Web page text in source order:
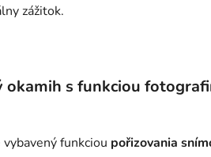
zážitok.
okamih s funkciou
funkciou pořizovania